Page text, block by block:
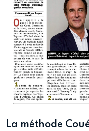
La méthode